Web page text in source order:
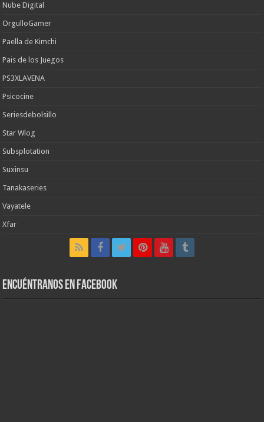
Nube Digital
OrgulloGamer
Paella de Kimchi
Pais de los Juegos
PS3XLAVENA
Psicocine
Seriesdebolsillo
Star Wlog
Subsplotation
Suxinsu
Tanakaseries
Vayatele
Xfar
Encuéntranos en Facebook